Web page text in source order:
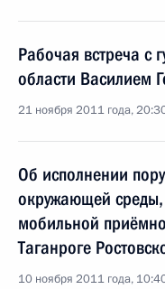
Рабочая встреча с
области Василием
21 ноября 2011 года,
Об исполнении
окружающей
мобильной
Таганроге
10 ноября 2011 года,